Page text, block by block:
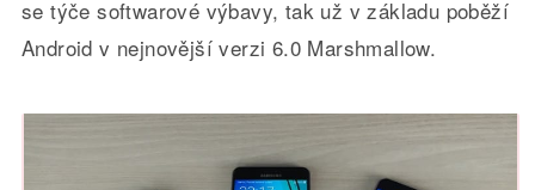
se týče softwarové výbavy, tak už v základu poběží
Android v nejnovější verzi 6.0 Marshmallow.